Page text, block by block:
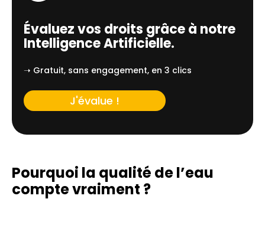
Évaluez vos droits grâce à notre
Intelligence Artificielle.
➝ Gratuit, sans engagement, en 3 clics
J'évalue !
Pourquoi la qualité de l’eau
compte vraiment ?